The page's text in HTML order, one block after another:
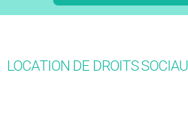
LOCATION DE DROITS